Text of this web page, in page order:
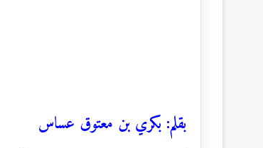
بقلم: بكري بن معتوق عساس